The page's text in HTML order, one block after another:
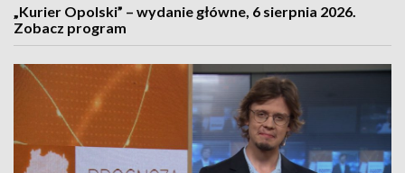
„Kurier Opolski” – wydanie główne, 6 sierpnia 2026.
Zobacz program